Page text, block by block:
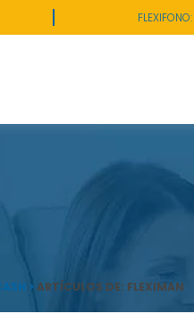
>ARTÍCULOS DE: FLEXIMAN